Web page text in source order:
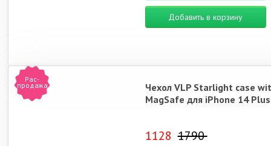
Добавить в корзину
Рас-
продажа
Чехол VLP Starlight case
MagSafe для iPhone 14 Plus
1128 1790